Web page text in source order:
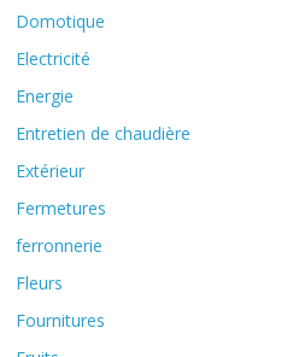
Domotique
Electricité
Energie
Entretien de chaudière
Extérieur
Fermetures
ferronnerie
Fleurs
Fournitures